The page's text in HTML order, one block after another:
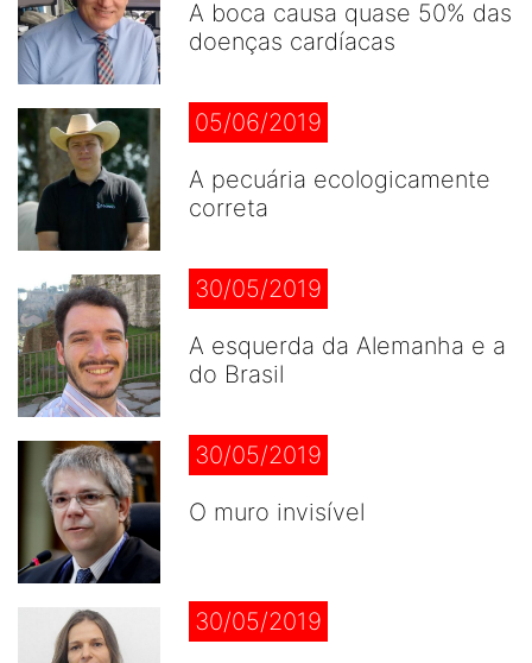
A boca causa quase 50% das
doenças cardíacas
05/06/2019
A pecuária ecologicamente
correta
30/05/2019
A esquerda da Alemanha e a
do Brasil
30/05/2019
O muro invisível
30/05/2019